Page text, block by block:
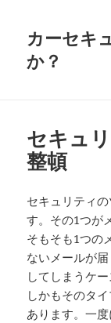
カーセキ
か？
セキュ
整頓
セキュリティ
す。その1つが
そもそも1つの
ないメールが
してしまうケ
しかもそのタ
あります。一